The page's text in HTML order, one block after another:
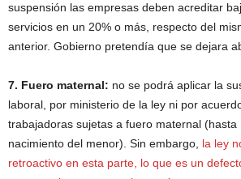
suspensión las empresas deben acreditar
servicios en un 20% o más, respecto del
anterior. Gobierno pretendía que se dejara
7. Fuero maternal: no se podrá aplicar la
laboral, por ministerio de la ley ni por
trabajadoras sujetas a fuero maternal (hasta
nacimiento del menor). Sin embargo, la ley
retroactivo en esta parte, lo que es un